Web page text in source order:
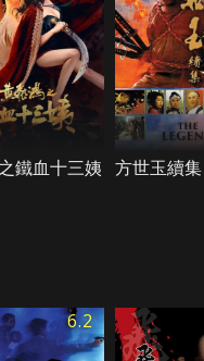
鐵血十三姨 方世玉續集
6.2